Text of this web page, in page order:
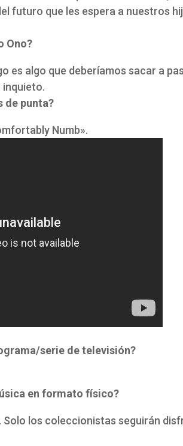
futuro que les espera a nuestros
Ono?
es algo que deberíamos sacar a
de punta?
Numb».
serie de televisión?
en formato físico?
Solo los coleccionistas seguirán